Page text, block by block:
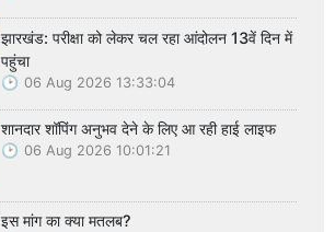
झारखंड: परीक्षा को लेकर चल रहा आंदोलन 13वें दिन में
पहुंचा
06 Aug 2026 13:33:04
शानदार शॉपिंग अनुभव देने के लिए आ रही हाई लाइफ
06 Aug 2026 10:01:21
इस मांग का क्या मतलब?